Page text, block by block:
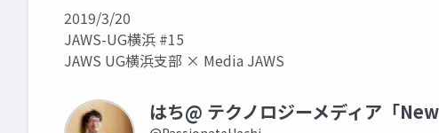
2019/3/20
JAWS-UG横浜 #15
JAWS UG横浜支部 × Media JAWS
はち@ テクノロジーメディア「